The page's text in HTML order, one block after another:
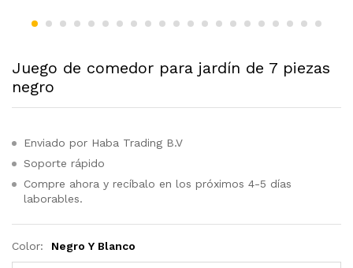
Juego de comedor para jardín de 7 piezas
negro
Enviado por Haba Trading B.V
Soporte rápido
Compre ahora y recíbalo en los próximos 4-5 días
laborables.
Color: Negro Y Blanco